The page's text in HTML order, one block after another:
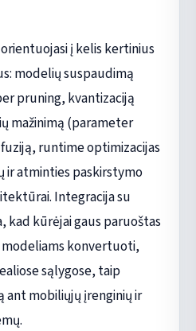
į kelis kertinius
modelių suspaudimą
pruning, kvantizaciją
mažinimą (parameter
runtime optimizacijas
ir atminties paskirstymo
Integracija su
kad kūrėjai gaus paruoštas
konvertuoti,
sąlygose, taip
mobiliųjų įrenginių ir